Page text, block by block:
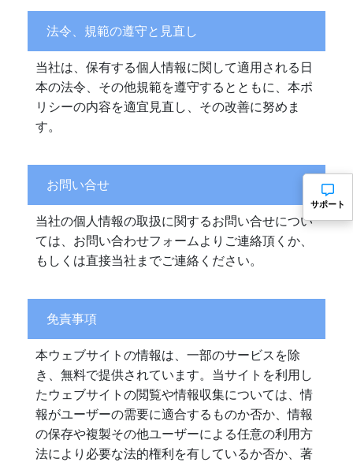
法令、規範の遵守と見直し
当社は、保有する個人情報に関して適用される日
本の法令、その他規範を遵守するとともに、本ポ
リシーの内容を適宜見直し、その改善に努めま
す。
お問い合せ
当社の個人情報の取扱に関するお問い合せについ
ては、お問い合わせフォームよりご連絡頂くか、
もしくは直接当社までご連絡ください。
免責事項
本ウェブサイトの情報は、一部のサービスを除
き、無料で提供されています。当サイトを利用し
たウェブサイトの閲覧や情報収集については、情
報がユーザーの需要に適合するものか否か、情報
の保存や複製その他ユーザーによる任意の利用方
法により必要な法的権利を有しているか否か、著
サポート